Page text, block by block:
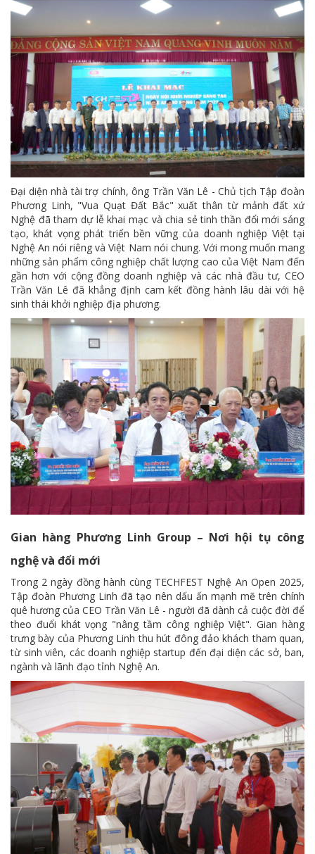
Đại diện nhà tài trợ chính, ông Trần Văn Lê - Chủ tịch Tập đoàn
Phương Linh, "Vua Quạt Đất Bắc" xuất thân từ mảnh đất xứ
Nghệ đã tham dự lễ khai mạc và chia sẻ tinh thần đổi mới sáng
tạo, khát vọng phát triển bền vững của doanh nghiệp Việt tại
Nghệ An nói riêng và Việt Nam nói chung. Với mong muốn mang
những sản phẩm công nghiệp chất lượng cao của Việt Nam đến
gần hơn với cộng đồng doanh nghiệp và các nhà đầu tư, CEO
Trần Văn Lê đã khẳng định cam kết đồng hành lâu dài với hệ
sinh thái khởi nghiệp địa phương.
Gian hàng Phương Linh Group – Nơi hội tụ công
nghệ và đổi mới
Trong 2 ngày đồng hành cùng TECHFEST Nghệ An Open 2025,
Tập đoàn Phương Linh đã tạo nên dấu ấn mạnh mẽ trên chính
quê hương của CEO Trần Văn Lê - người đã dành cả cuộc đời để
theo đuổi khát vọng "nâng tầm công nghiệp Việt". Gian hàng
trưng bày của Phương Linh thu hút đông đảo khách tham quan,
từ sinh viên, các doanh nghiệp startup đến đại diện các sở, ban,
ngành và lãnh đạo tỉnh Nghệ An.